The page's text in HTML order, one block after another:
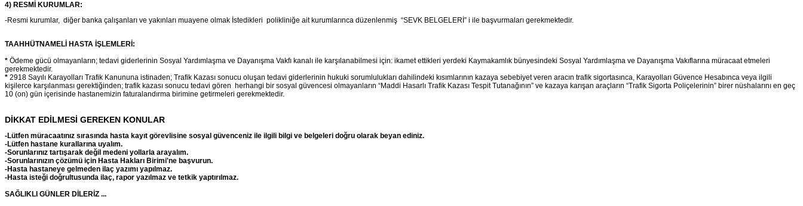
4) RESMİ KURUMLAR:
-Resmi kurumlar, diğer banka çalışanları ve yakınları muayene olmak İstedikleri polikliniğe ait kurumlarınca düzenlenmiş “SEVK BELGELERİ” i ile başvurmaları gerekmektedir.
TAAHHÜTNAMELİ HASTA İŞLEMLERİ:
* Ödeme gücü olmayanların; tedavi giderlerinin Sosyal Yardımlaşma ve Dayanışma Vakfı kanalı ile karşılanabilmesi için: ikamet ettikleri yerdeki Kaymakamlık bünyesindeki Sosyal Yardımlaşma ve Dayanışma Vakıflarına müracaat etmeleri
gerekmektedir.
* 2918 Sayılı Karayolları Trafik Kanununa istinaden; Trafik Kazası sonucu oluşan tedavi giderlerinin hukuki sorumlulukları dahilindeki kısımlarının kazaya sebebiyet veren aracın trafik sigortasınca, Karayolları Güvence Hesabınca veya ilgili
kişilerce karşılanması gerektiğinden; trafik kazası sonucu tedavi gören herhangi bir sosyal güvencesi olmayanların “Maddi Hasarlı Trafik Kazası Tespit Tutanağının” ve kazaya karışan araçların “Trafik Sigorta Poliçelerinin” birer nüshalarını en geç
10 (on) gün içerisinde hastanemizin faturalandırma birimine getirmeleri gerekmektedir.
DİKKAT EDİLMESİ GEREKEN KONULAR
-Lütfen müracaatınız sırasında hasta kayıt görevlisine sosyal güvenceniz ile ilgili bilgi ve belgeleri doğru olarak beyan ediniz.
-Lütfen hastane kurallarına uyalım.
-Sorunlarınız tartışarak değil medeni yollarla arayalım.
-Sorunlarınızın çözümü için Hasta Hakları Birimi'ne başvurun.
-Hasta hastaneye gelmeden ilaç yazımı yapılmaz.
-Hasta isteği doğrultusunda ilaç, rapor yazılmaz ve tetkik yaptırılmaz.
SAĞLIKLI GÜNLER DİLERİZ ...